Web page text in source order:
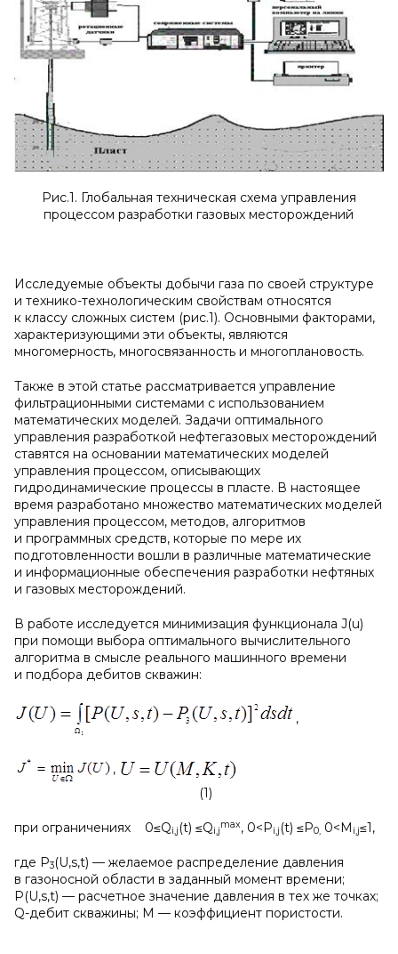
Рис.1. Глобальная техническая схема управления
процессом разработки газовых месторождений
Исследуемые объекты добычи газа по своей структуре
и технико-технологическим свойствам относятся
к классу сложных систем (рис.1). Основными факторами,
характеризующими эти объекты, являются
многомерность, многосвязанность и многоплановость.
Также в этой статье рассматривается управление
фильтрационными системами с использованием
математических моделей. Задачи оптимального
управления разработкой нефтегазовых месторождений
ставятся на основании математических моделей
управления процессом, описывающих
гидродинамические процессы в пласте. В настоящее
время разработано множество математических моделей
управления процессом, методов, алгоритмов
и программных средств, которые по мере их
подготовленности вошли в различные математические
и информационные обеспечения разработки нефтяных
и газовых месторождений.
В работе исследуется минимизация функционала J(u)
при помощи выбора оптимального вычислительного
алгоритма в смысле реального машинного времени
и подбора дебитов скважин:
,
,
(1)
при ограничениях 0≤Qi,j (t) ≤Qi,j
max, 0<Pi,j (t) ≤P0, 0<M i,j≤1,
где P3(U,s,t) — желаемое распределение давления
в газоносной области в заданный момент времени;
P(U,s,t) — расчетное значение давления в тех же точках;
Q-дебит скважины; М — коэффициент пористости.